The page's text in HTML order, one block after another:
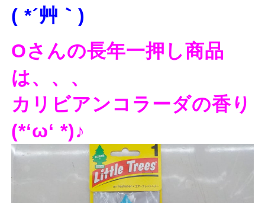
( *´艸｀)
Oさんの長年一押し商品
は、、、
カリビアンコラーダの香り
(*‘ω‘ *)♪